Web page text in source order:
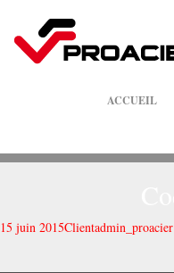
ACCUEIL
15 juin 2015Clientadmin_proacier